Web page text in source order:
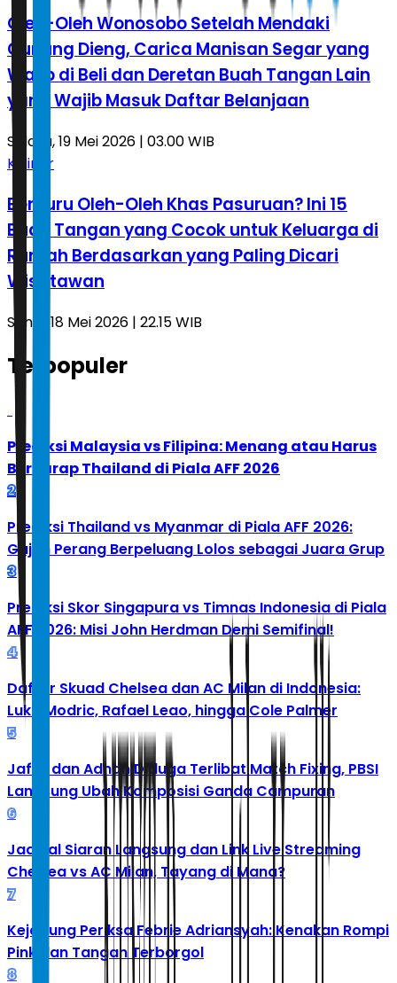
Oleh-Oleh Wonosobo Setelah Mendaki
Gunung Dieng, Carica Manisan Segar yang
Wajib di Beli dan Deretan Buah Tangan Lain
yang Wajib Masuk Daftar Belanjaan
Selasa, 19 Mei 2026 | 03.00 WIB
Kuliner
Berburu Oleh-Oleh Khas Pasuruan? Ini 15
Buah Tangan yang Cocok untuk Keluarga di
Rumah Berdasarkan yang Paling Dicari
Wisatawan
Senin, 18 Mei 2026 | 22.15 WIB
Terpopuler
Prediksi Malaysia vs Filipina: Menang atau Harus
Berharap Thailand di Piala AFF 2026
2
Prediksi Thailand vs Myanmar di Piala AFF 2026:
Gajah Perang Berpeluang Lolos sebagai Juara Grup
3
Prediksi Skor Singapura vs Timnas Indonesia di Piala
AFF 2026: Misi John Herdman Demi Semifinal!
4
Daftar Skuad Chelsea dan AC Milan di Indonesia:
Luka Modric, Rafael Leao, hingga Cole Palmer
5
Jafar dan Adnan Diduga Terlibat Match Fixing, PBSI
Langsung Ubah Komposisi Ganda Campuran
6
Jadwal Siaran Langsung dan Link Live Streaming
Chelsea vs AC Milan, Tayang di Mana?
7
Kejagung Periksa Febrie Adriansyah: Kenakan Rompi
Pink dan Tangan Terborgol
8